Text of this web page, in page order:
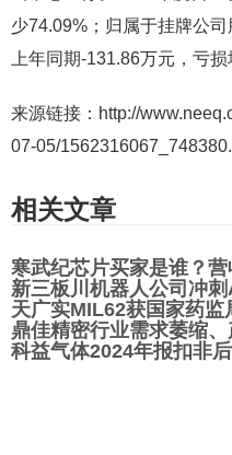
少74.09% ；归属于挂牌公
上年同期-131.86万元，亏损
来源链接：http://
07-05/
相关文章
寒武纪芯片买家是谁？
新三板川机器人公司冲
天广实MIL62获国家药监
鼎佳精密行业需求萎缩
科益气体2024年报扣非